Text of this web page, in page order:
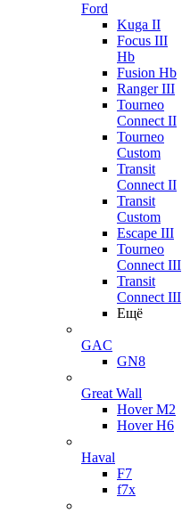
Ford
Kuga II
Focus III
Hb
Fusion Hb
Ranger III
Tourneo
Connect II
Tourneo
Custom
Transit
Connect II
Transit
Custom
Escape III
Tourneo
Connect III
Transit
Connect III
Ещё
GAC
GN8
Great Wall
Hover M2
Hover H6
Haval
F7
f7x